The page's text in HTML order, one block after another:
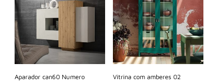
Aparador can60 Numero
Vitrina com amberes 02